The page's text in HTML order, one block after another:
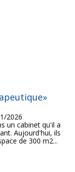
2026
un cabinet qu'il a
Aujourd'hui, ils
de 300 m2...